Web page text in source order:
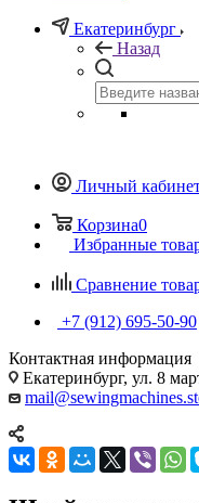
Екатеринбург
Назад
Личный
Корзина0
Избранные
Сравнение
+7 (912) 695-50-90
Контактная информация
Екатеринбург, ул. 8